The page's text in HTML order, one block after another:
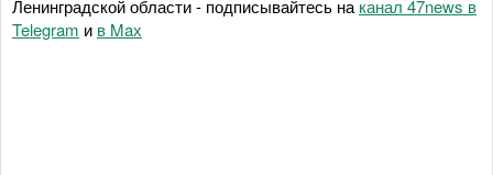
Ленинградской области - подписывайтесь на канал 47news в
Telegram и в Maх